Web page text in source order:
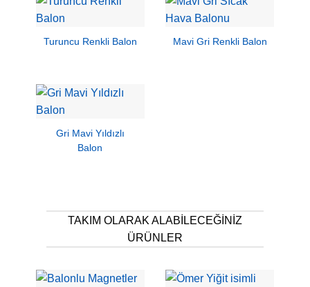
Turuncu Renkli Balon Mavi Gri Renkli Balon
Gri Mavi Yıldızlı
Balon
TAKIM OLARAK ALABILECEĞINIZ
ÜRÜNLER